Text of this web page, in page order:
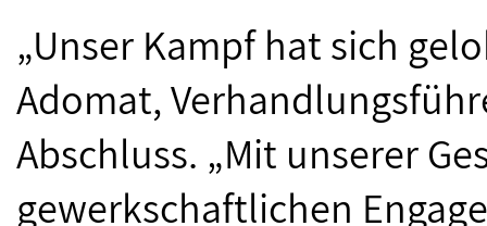
„Unser Kampf hat sich
Adomat,
Abschluss. „Mit unserer
gewerkschaftlichen